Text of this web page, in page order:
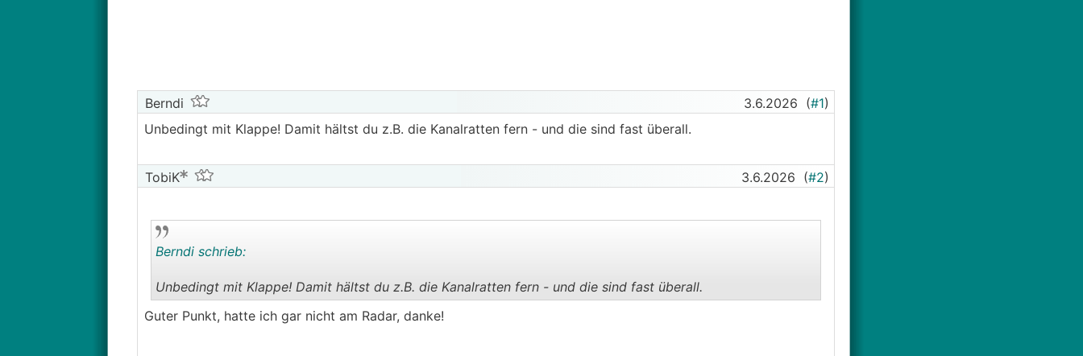
Berndi 3.6.2026 (#1)
Unbedingt mit Klappe! Damit hältst du z.B. die Kanalratten fern - und die sind fast überall.
TobiK 3.6.2026 (#2)
..
Berndi schrieb:
Unbedingt mit Klappe! Damit hältst du z.B. die Kanalratten fern - und die sind fast überall.
Guter Punkt, hatte ich gar nicht am Radar, danke!